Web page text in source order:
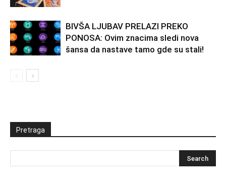
BIVŠA LJUBAV PRELAZI PREKO
PONOSA: Ovim znacima sledi nova
šansa da nastave tamo gde su stali!
Pretraga